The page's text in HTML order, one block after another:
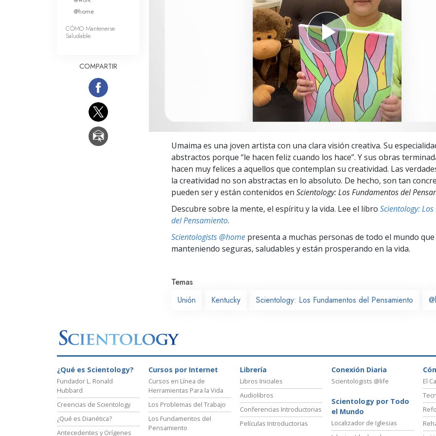
Umaima es una joven artista con una clara visión creativa. Su
abstractos porque “le hacen feliz cuando los hace”. Y sus obras
hacen muy felices a aquellos que contemplan su creatividad. Las
la creatividad no son abstractas en lo absoluto. De hecho, son tan
pueden ser y están contenidos en Scientology: Los Fundamentos del
Descubre sobre la mente, el espíritu y la vida. Lee el libro Scientology:
del Pensamiento.
Scientologists @home presenta a muchas personas de todo el mundo
manteniendo seguras, saludables y están prosperando en la vida.
Temas
Unión
Kentucky Scientology: Los Fundamentos del Pensamiento
@home
CÓMO Mantenerse
Saludable
COMPARTIR
¿Qué es Scientology?
Fundador L. Ronald
Hubbard
Creencias de Scientology
¿Qué es Dianética?
Antecedentes y Orígenes
Cursos por Internet
Cursos en Línea de
Herramientas Para la Vida
Los Problemas del Trabajo
Los Fundamentos del
Pensamiento
Librería
Libros Iniciales
Audiolibros
Conferencias Introductorias
Películas Introductorias
Conexión Diaria
Scientologists @life
Scientology por Todo
el Mundo
Localizador de Iglesias
El